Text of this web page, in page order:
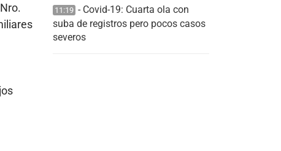
11:19 - Covid-19: Cuarta ola con
suba de registros pero pocos casos
severos